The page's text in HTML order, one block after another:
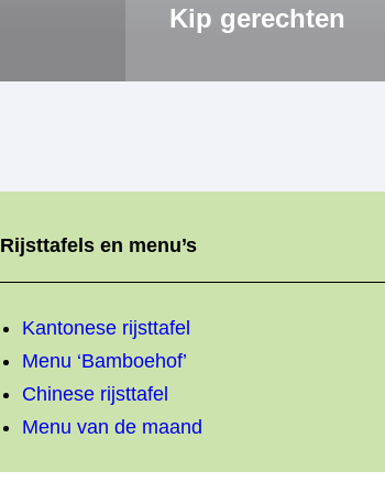
Kip gerechten
Rijsttafels en menu’s
Kantonese rijsttafel
Menu ‘Bamboehof’
Chinese rijsttafel
Menu van de maand